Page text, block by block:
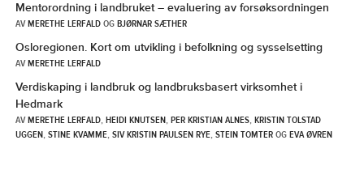
Mentorordning i landbruket – evaluering av forsøksordningen
AVMERETHE LERFALDOGBJØRNAR SÆTHER
Osloregionen. Kort om utvikling i befolkning og sysselsetting
AVMERETHE LERFALD
Verdiskaping i landbruk og landbruksbasert virksomhet i
Hedmark
AVMERETHE LERFALD,HEIDI KNUTSEN,PER KRISTIAN ALNES,KRISTIN TOLSTAD
UGGEN,STINE KVAMME,SIV KRISTIN PAULSEN RYE,STEIN TOMTEROGEVA ØVREN